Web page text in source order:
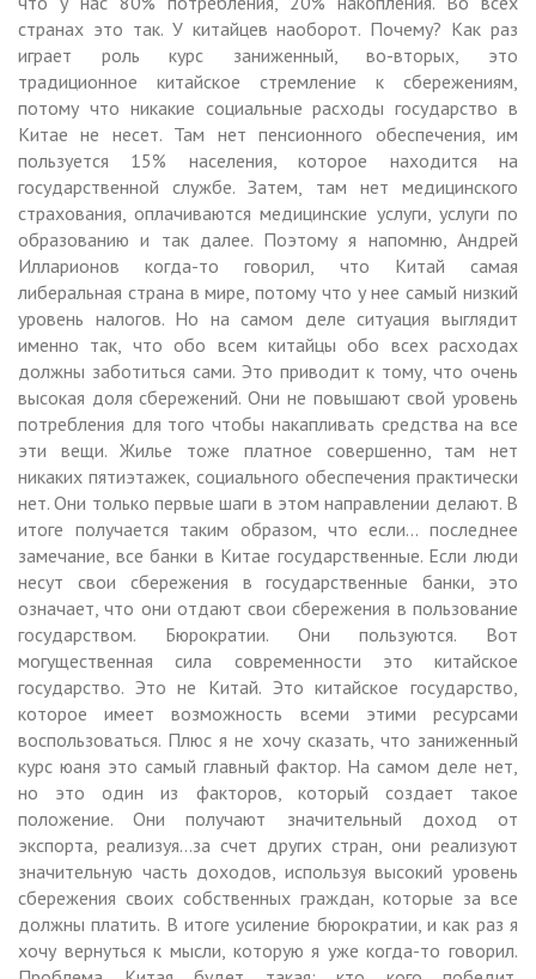
странах это так. У китайцев наоборот. Почему? Как раз
играет роль курс заниженный, во-вторых, это
традиционное китайское стремление к сбережениям,
потому что никакие социальные расходы государство в
Китае не несет. Там нет пенсионного обеспечения, им
пользуется 15% населения, которое находится на
государственной службе. Затем, там нет медицинского
страхования, оплачиваются медицинские услуги, услуги по
образованию и так далее. Поэтому я напомню, Андрей
Илларионов когда-то говорил, что Китай самая
либеральная страна в мире, потому что у нее самый низкий
уровень налогов. Но на самом деле ситуация выглядит
именно так, что обо всем китайцы обо всех расходах
должны заботиться сами. Это приводит к тому, что очень
высокая доля сбережений. Они не повышают свой уровень
потребления для того чтобы накапливать средства на все
эти вещи. Жилье тоже платное совершенно, там нет
никаких пятиэтажек, социального обеспечения практически
нет. Они только первые шаги в этом направлении делают. В
итоге получается таким образом, что если… последнее
замечание, все банки в Китае государственные. Если люди
несут свои сбережения в государственные банки, это
означает, что они отдают свои сбережения в пользование
государством. Бюрократии. Они пользуются. Вот
могущественная сила современности это китайское
государство. Это не Китай. Это китайское государство,
которое имеет возможность всеми этими ресурсами
воспользоваться. Плюс я не хочу сказать, что заниженный
курс юаня это самый главный фактор. На самом деле нет,
но это один из факторов, который создает такое
положение. Они получают значительный доход от
экспорта, реализуя…за счет других стран, они реализуют
значительную часть доходов, используя высокий уровень
сбережения своих собственных граждан, которые за все
должны платить. В итоге усиление бюрократии, и как раз я
хочу вернуться к мысли, которую я уже когда-то говорил.